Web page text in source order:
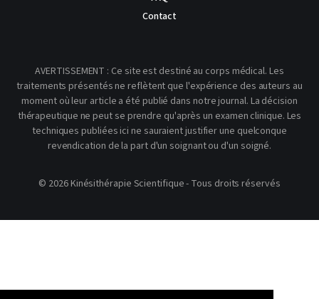
Contact
AVERTISSEMENT : Ce site est destiné au corps médical. Les
traitements présentés ne reflètent que l'expérience des auteurs au
moment où leur article a été publié dans notre journal. La décision
thérapeutique ne peut se prendre qu'après un examen clinique. Les
techniques publiées ici ne sauraient justifier une quelconque
revendication de la part d'un soignant ou d'un soigné.
© 2026 Kinésithérapie Scientifique - Tous droits réservés